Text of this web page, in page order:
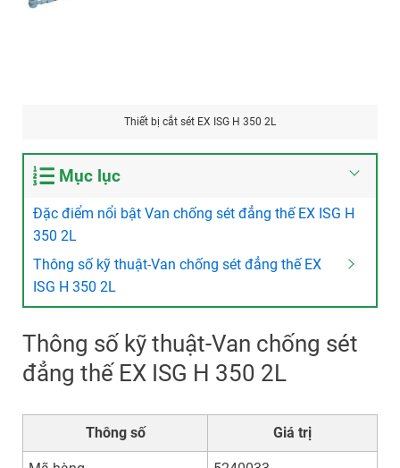
Thiết bị cắt sét EX ISG H 350 2L
Mục lục
Đặc điểm nổi bật Van chống sét đẳng thế EX ISG H
350 2L
Thông số kỹ thuật-Van chống sét đẳng thế EX
ISG H 350 2L
Thông số kỹ thuật-Van chống sét
đẳng thế EX ISG H 350 2L
Thông số Giá trị